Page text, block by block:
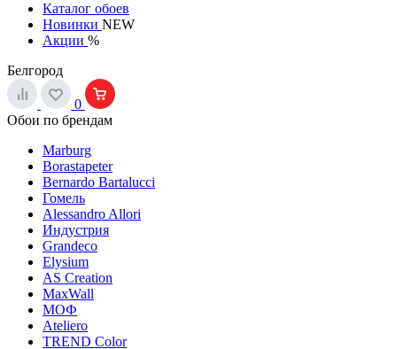
Каталог обоев
Новинки NEW
Акции %
Белгород
0
Обои по брендам
Marburg
Borastapeter
Bernardo Bartalucci
Гомель
Alessandro Allori
Индустрия
Grandeco
Elysium
AS Creation
MaxWall
МОФ
Ateliero
TREND Color